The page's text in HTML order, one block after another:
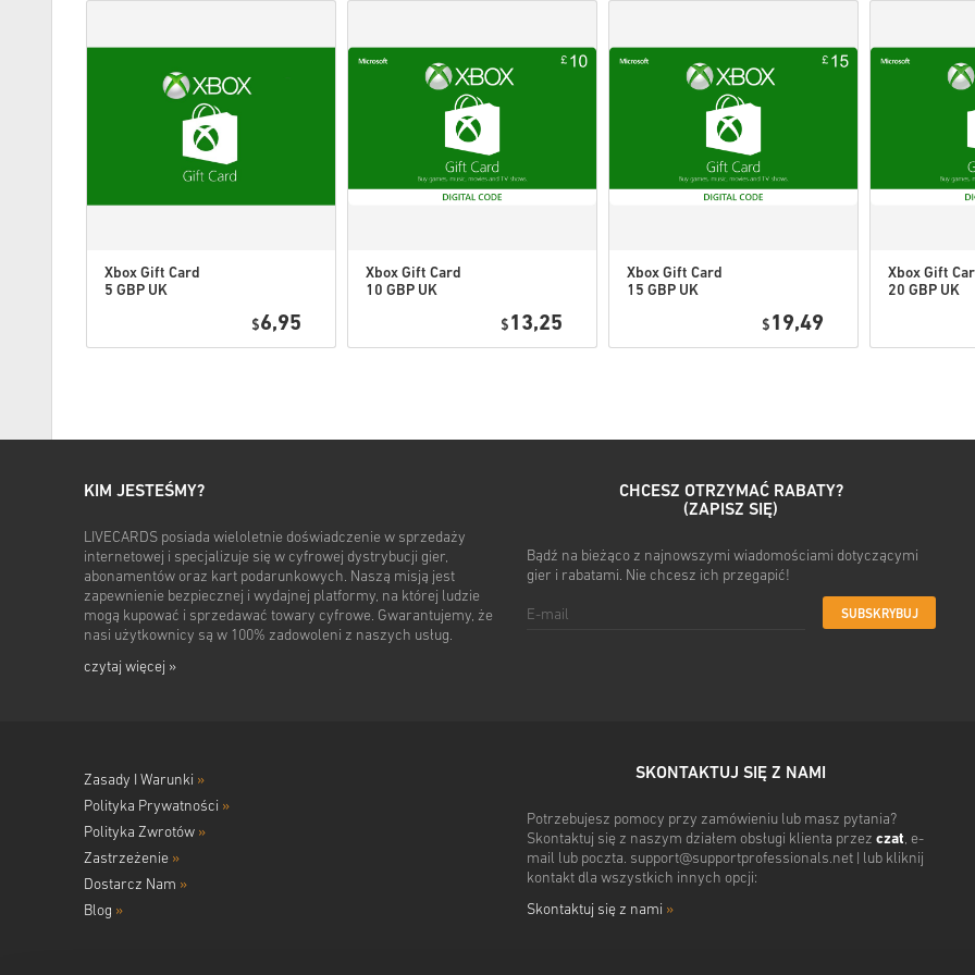
Obejrzyj krótki poradnik
naszego formularza
Te kody do pobrania są
Kody te nie mają daty
Zawartość do pobrania
W przypadku
Xbox Gift Card
5 GBP UK
$6,95
Xbox Gift Card
10 GBP UK
$ 13,25
Xbox Gift Card
15 GBP UK
$ 19,49
Xbox Gift
20 GBP UK
KIM JESTEŚMY?
LIVECARDS posiada wieloletnie doświadczenie w sprzedaży
internetowej i specjalizuje się w cyfrowej dystrybucji gier,
abonamentów oraz kart podarunkowych. Naszą misją jest
zapewnienie bezpiecznej i wydajnej platformy, na której ludzie
mogą kupować i sprzedawać towary cyfrowe. Gwarantujemy, że
nasi użytkownicy są w 100% zadowoleni z naszych usług.
czytaj więcej »
CHCESZ OTRZYMAĆ RABATY?
(ZAPISZ SIĘ)
Bądź na bieżąco z najnowszymi wiadomościami dotyczącymi
gier i rabatami. Nie chcesz ich przegapić!
SUBSKRYBUJ
Zasady I Warunki »
Polityka Prywatności »
Polityka Zwrotów »
Zastrzeżenie »
Dostarcz Nam »
Blog »
SKONTAKTUJ SIĘ Z NAMI
Potrzebujesz pomocy przy zamówieniu lub masz pytania?
Skontaktuj się z naszym działem obsługi klienta przez czat, e-
mail lub poczta. support@supportprofessionals.net| lub kliknij
kontakt dla wszystkich innych opcji:
Skontaktuj się z nami »